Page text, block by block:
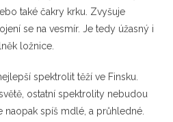
také čakry krku. Zvyšuje
se na vesmír. Je tedy úžasný i
ložnice.
spektrolit těží ve Finsku.
ostatní spektrolity nebudou
naopak spíš mdlé, a průhledné.